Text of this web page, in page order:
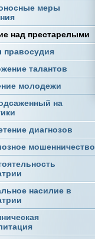
меры
над престарелыми
правосудия
талантов
молодежи
на
диагнозов
мошенничество
насилие в